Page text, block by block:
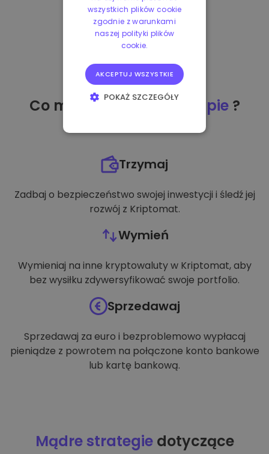
Co mogę zrobićpo zakupie?
Trzymaj
Zadbaj o bezpieczeństwo swojej inwestycji i śledź jej
rozwój z Kriptomat.
Wymień
Wymieniaj na inne kryptowaluty w Kriptomat, aby
bez wysiłku zdywersyfikować swoje portfolio.
Sprzedawaj
Sprzedawaj za euro i bezproblemowo wypłacaj
pieniądze z powrotem na połączone konto bankowe
lub kartę bankową.
Mądre strategiedotyczące
wszystkich plików cookie
zgodnie z warunkami
naszej polityki plików
cookie.
AKCEPTUJ WSZYSTKIE
POKAŻ SZCZEGÓŁY
TARGETOWANIE
FUNKCJONALNOŚĆ